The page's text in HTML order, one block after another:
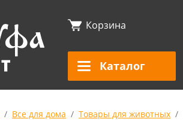
Корзина
Каталог
Все для дома Товары для животных